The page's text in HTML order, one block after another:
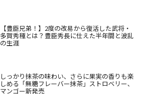
【豊臣兄弟！】2度の改易から復活した武将・
多賀秀種とは？豊臣秀長に仕えた半年間と波乱
の生涯
しっかり抹茶の味わい、さらに果実の香りも楽
しめる「無糖フレーバー抹茶」ストロベリー、
マンゴー新発売